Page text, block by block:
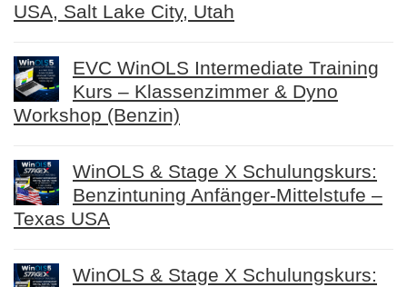
USA, Salt Lake City, Utah
EVC WinOLS Intermediate Training
Kurs – Klassenzimmer & Dyno
Workshop (Benzin)
WinOLS & Stage X Schulungskurs:
Benzintuning Anfänger-Mittelstufe –
Texas USA
WinOLS & Stage X Schulungskurs: